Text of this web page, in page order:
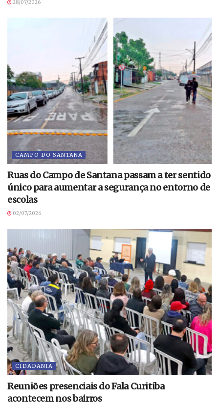
28/07/2026
CAMPO DO SANTANA
Ruas do Campo de Santana passam a ter sentido
único para aumentar a segurança no entorno de
escolas
02/07/2026
CIDADANIA
Reuniões presenciais do Fala Curitiba
acontecem nos bairros